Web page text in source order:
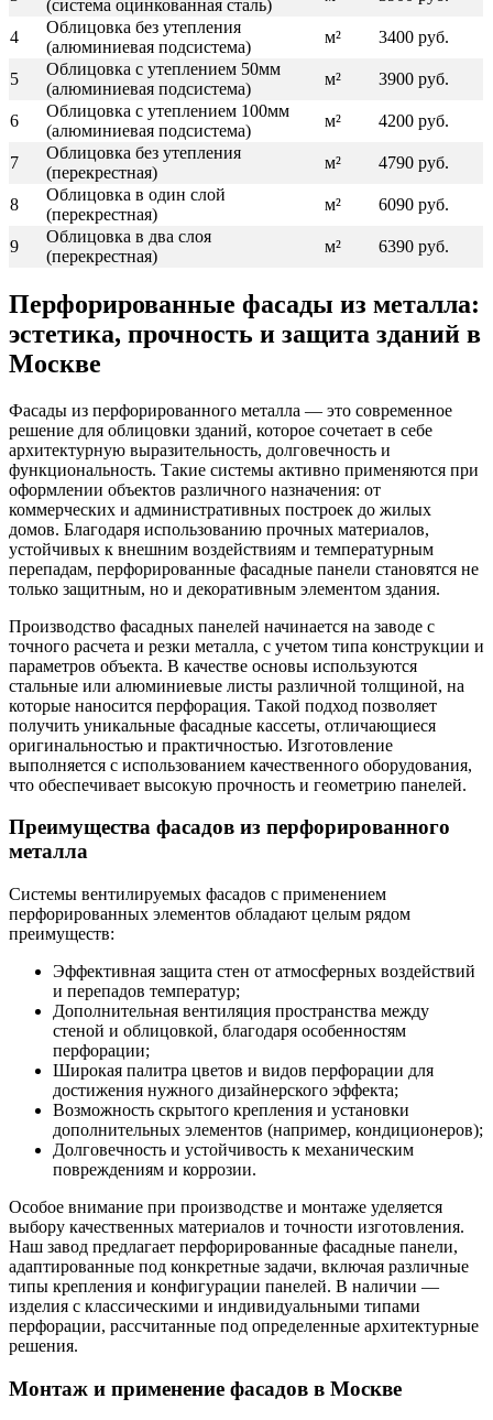
(система оцинкованная сталь)
4
Облицовка без утепления
(алюминиевая подсистема)
м² 3400 руб.
5
Облицовка с утеплением 50мм
(алюминиевая подсистема)
м² 3900 руб.
6
Облицовка с утеплением 100мм
(алюминиевая подсистема)
м² 4200 руб.
7
Облицовка без утепления
(перекрестная)
м² 4790 руб.
8
Облицовка в один слой
(перекрестная)
м² 6090 руб.
9
Облицовка в два слоя
(перекрестная)
м² 6390 руб.
Перфорированные фасады из металла:
эстетика, прочность и защита зданий в
Москве
Фасады из перфорированного металла — это современное
решение для облицовки зданий, которое сочетает в себе
архитектурную выразительность, долговечность и
функциональность. Такие системы активно применяются при
оформлении объектов различного назначения: от
коммерческих и административных построек до жилых
домов. Благодаря использованию прочных материалов,
устойчивых к внешним воздействиям и температурным
перепадам, перфорированные фасадные панели становятся не
только защитным, но и декоративным элементом здания.
Производство фасадных панелей начинается на заводе с
точного расчета и резки металла, с учетом типа конструкции и
параметров объекта. В качестве основы используются
стальные или алюминиевые листы различной толщиной, на
которые наносится перфорация. Такой подход позволяет
получить уникальные фасадные кассеты, отличающиеся
оригинальностью и практичностью. Изготовление
выполняется с использованием качественного оборудования,
что обеспечивает высокую прочность и геометрию панелей.
Преимущества фасадов из перфорированного
металла
Системы вентилируемых фасадов с применением
перфорированных элементов обладают целым рядом
преимуществ:
Эффективная защита стен от атмосферных воздействий
и перепадов температур;
Дополнительная вентиляция пространства между
стеной и облицовкой, благодаря особенностям
перфорации;
Широкая палитра цветов и видов перфорации для
достижения нужного дизайнерского эффекта;
Возможность скрытого крепления и установки
дополнительных элементов (например, кондиционеров);
Долговечность и устойчивость к механическим
повреждениям и коррозии.
Особое внимание при производстве и монтаже уделяется
выбору качественных материалов и точности изготовления.
Наш завод предлагает перфорированные фасадные панели,
адаптированные под конкретные задачи, включая различные
типы крепления и конфигурации панелей. В наличии —
изделия с классическими и индивидуальными типами
перфорации, рассчитанные под определенные архитектурные
решения.
Монтаж и применение фасадов в Москве